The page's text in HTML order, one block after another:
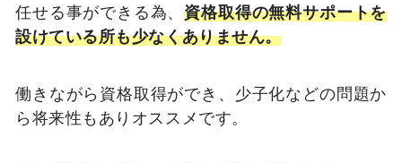
任せる事ができる為、資格取得の無料サポートを
設けている所も少なくありません。
働きながら資格取得ができ、少子化などの問題か
ら将来性もありオススメです。